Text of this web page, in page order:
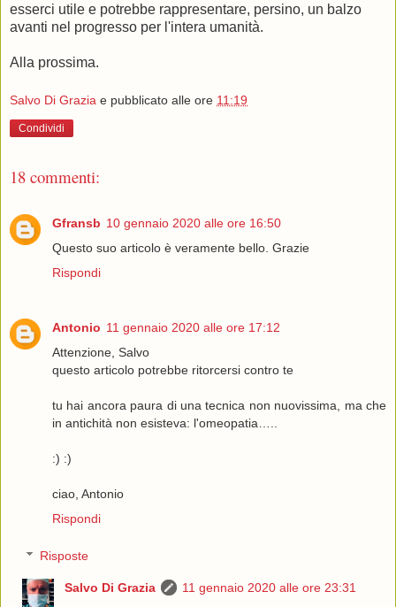
esserci utile e potrebbe rappresentare, persino, un balzo
avanti nel progresso per l'intera umanità.
Alla prossima.
Salvo Di Grazia e pubblicato alle ore 11:19
Condividi
18 commenti:
Gfransb 10 gennaio 2020 alle ore 16:50
Questo suo articolo è veramente bello. Grazie
Rispondi
Antonio 11 gennaio 2020 alle ore 17:12
Attenzione, Salvo
questo articolo potrebbe ritorcersi contro te
tu hai ancora paura di una tecnica non nuovissima, ma che
in antichità non esisteva: l'omeopatia…..
:) :)
ciao, Antonio
Rispondi
Risposte
Salvo Di Grazia
11 gennaio 2020 alle ore 23:31